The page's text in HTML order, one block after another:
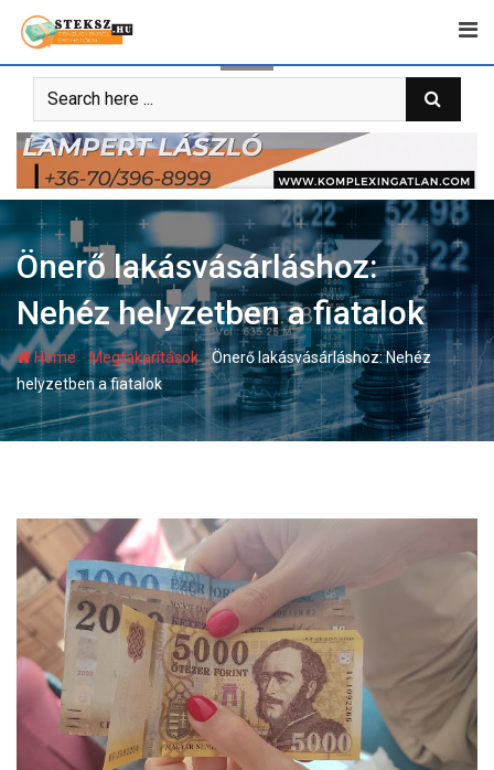
content
Önerő lakásvásárláshoz:
Nehéz helyzetben a fiatalok
Home-Megtakarítások-Önerő lakásvásárláshoz: Nehéz
helyzetben a fiatalok